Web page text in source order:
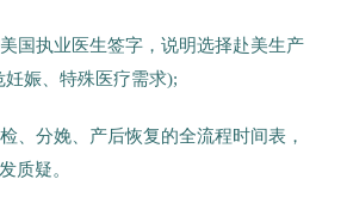
国执业医生签字，说明选择赴美生产
娠、特殊医疗需求);
、分娩、产后恢复的全流程时间表，
质疑。